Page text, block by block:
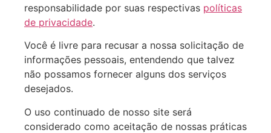
responsabilidade por suas respectivas políticas
de privacidade.
Você é livre para recusar a nossa solicitação de
informações pessoais, entendendo que talvez
não possamos fornecer alguns dos serviços
desejados.
O uso continuado de nosso site será
considerado como aceitação de nossas práticas